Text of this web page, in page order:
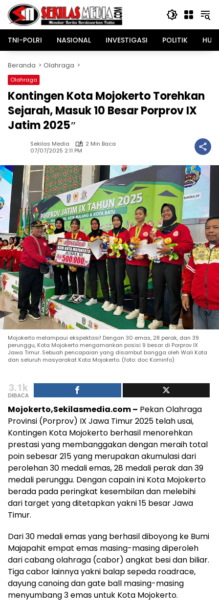
Langsung
konten
TNI-POLRI
NASIONAL INVESTIGASI POLITIK
Beranda Olahraga
Olahraga
Kontingen Kota Mojokerto Torehkan
Sejarah, Masuk 10 Besar Porprov IX
Jatim 2025″
Sekilas Media
2 Min Baca
07/07/2025 2:11 PM
Mojokerto melampaui ekspektasi! Dengan 30 emas, 28 perak, dan 39
perunggu, Kota Mojokerto mengamankan posisi 9 besar di Porprov IX
Jawa Timur. Sebuah pencapaian yang disambut bangga oleh Wali Kota
dan seluruh masyarakat Kota Mojokerto. (foto: doc Kominfo)
3.1k
DIBACA
Mojokerto,Sekilasmedia.com – Pekan Olahraga
Provinsi (Porprov) IX Jawa Timur 2025 telah usai,
Kontingen Kota Mojokerto berhasil menorehkan
prestasi yang membanggakan dengan meraih total
poin sebesar 215 yang merupakan akumulasi dari
perolehan 30 medali emas, 28 medali perak dan 39
medali perunggu. Dengan capain ini Kota Mojokerto
berada pada peringkat kesembilan dan melebihi
dari target yang ditetapkan yakni 15 besar Jawa
Timur.
Dari 30 medali emas yang berhasil diboyong ke Bumi
Majapahit empat emas masing-masing diperoleh
dari cabang olahraga (cabor) angkat besi dan biliar.
Tiga cabor lainnya yakni balap sepeda roadrace,
dayung canoing dan gate ball masing-masing
menyumbang 3 emas untuk Kota Mojokerto.